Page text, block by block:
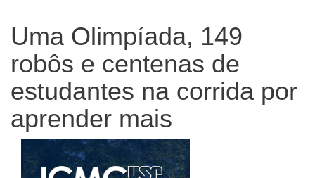
Uma Olimpíada, 149
robôs e centenas de
estudantes na corrida por
aprender mais